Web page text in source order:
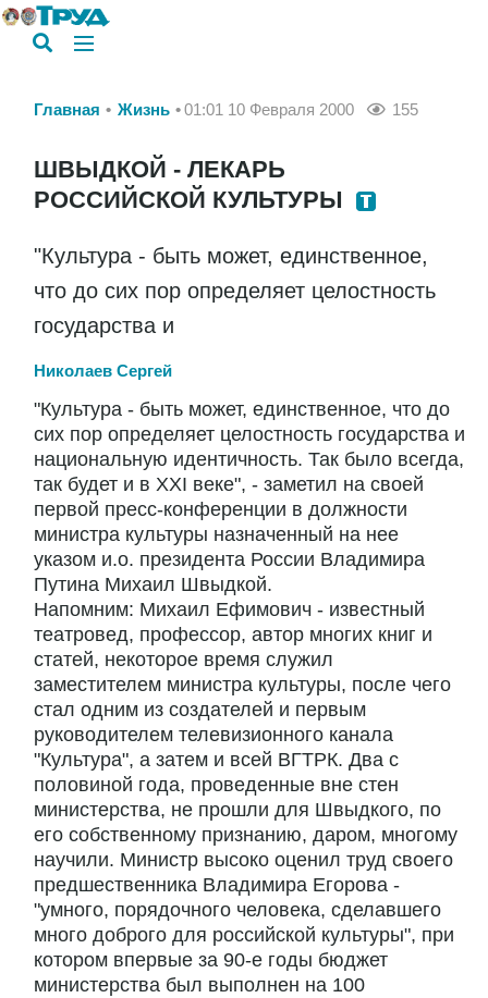
Главная Жизнь 01:01 10 Февраля 2000 155
ШВЫДКОЙ - ЛЕКАРЬ
РОССИЙСКОЙ КУЛЬТУРЫ
"Культура - быть может, единственное,
что до сих пор определяет целостность
государства и
Николаев Сергей
"Культура - быть может, единственное, что до
сих пор определяет целостность государства и
национальную идентичность. Так было всегда,
так будет и в XXI веке", - заметил на своей
первой пресс-конференции в должности
министра культуры назначенный на нее
указом и.о. президента России Владимира
Путина Михаил Швыдкой.
Напомним: Михаил Ефимович - известный
театровед, профессор, автор многих книг и
статей, некоторое время служил
заместителем министра культуры, после чего
стал одним из создателей и первым
руководителем телевизионного канала
"Культура", а затем и всей ВГТРК. Два с
половиной года, проведенные вне стен
министерства, не прошли для Швыдкого, по
его собственному признанию, даром, многому
научили. Министр высоко оценил труд своего
предшественника Владимира Егорова -
"умного, порядочного человека, сделавшего
много доброго для российской культуры", при
котором впервые за 90-е годы бюджет
министерства был выполнен на 100